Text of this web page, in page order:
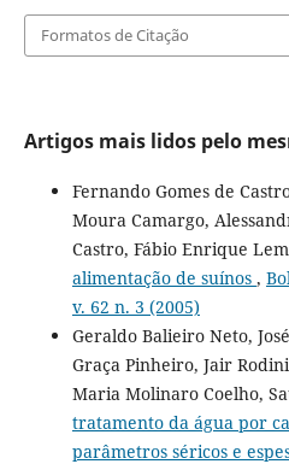
Formatos de Citação
Artigos mais lidos pelo
Fernando Gomes de
Moura Camargo,
Castro, Fábio Enrique
alimentação de suínos ,
v. 62 n. 3 (2005)
Geraldo Balieiro Neto,
Graça Pinheiro, Jair
Maria Molinaro Coelho,
tratamento da água por
parâmetros séricos e